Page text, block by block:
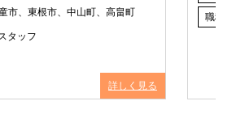
市、東根市、中山町、高畠町
タッフ
詳しく見る
職種